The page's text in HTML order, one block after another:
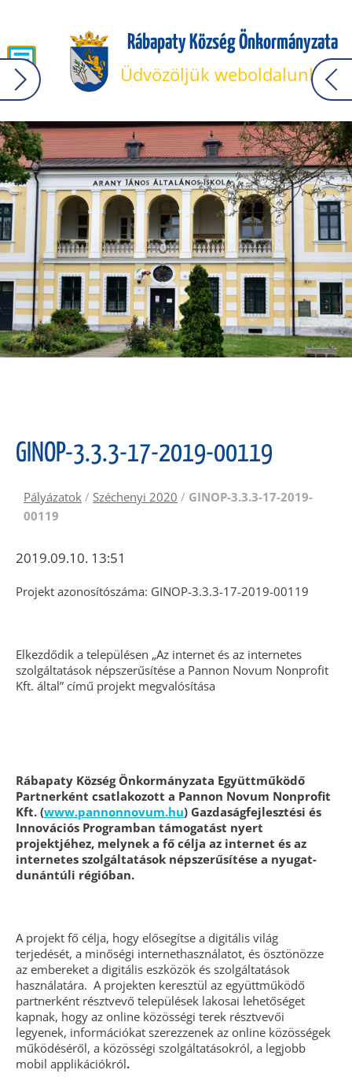
Rábapaty Község Önkormányzata
Üdvözöljük weboldalunkon!
GINOP-3.3.3-17-2019-00119
Pályázatok / Széchenyi 2020 / GINOP-3.3.3-17-2019-
00119
2019.09.10. 13:51
Projekt azonosítószáma: GINOP-3.3.3-17-2019-00119
Elkezdődik a településen „Az internet és az internetes
szolgáltatások népszerűsítése a Pannon Novum Nonprofit
Kft. által” című projekt megvalósítása
Rábapaty Község Önkormányzata Együttműködő
Partnerként csatlakozott a Pannon Novum Nonprofit
Kft. (www.pannonnovum.hu) Gazdaságfejlesztési és
Innovációs Programban támogatást nyert
projektjéhez, melynek a fő célja az internet és az
internetes szolgáltatások népszerűsítése a nyugat-
dunántúli régióban.
A projekt fő célja, hogy elősegítse a digitális világ
terjedését, a minőségi internethasználatot, és ösztönözze
az embereket a digitális eszközök és szolgáltatások
használatára. A projekten keresztül az együttműködő
partnerként résztvevő települések lakosai lehetőséget
kapnak, hogy az online közösségi terek résztvevői
legyenek, információkat szerezzenek az online közösségek
működéséről, a közösségi szolgáltatásokról, a legjobb
mobil applikációkról.